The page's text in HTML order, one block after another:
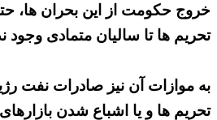
خروج حکومت از این بحران ها،
تحریم ها تا سالیان متمادی وجود
به موازات آن نیز صادرات نفت
تحریم ها و یا اشباع شدن بازارهای